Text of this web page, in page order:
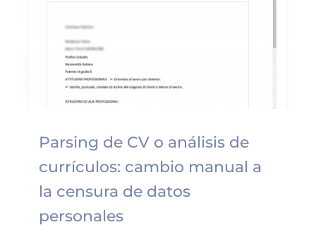
Parsing de CV o análisis de
currículos: cambio manual a
la censura de datos
personales